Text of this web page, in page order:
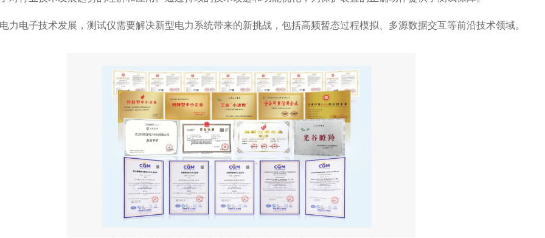
力电子技术发展，测试仪需要解决新型电力系统带来的新挑战，包括高频暂态过程模拟、多源数据交互等前沿技术领域。